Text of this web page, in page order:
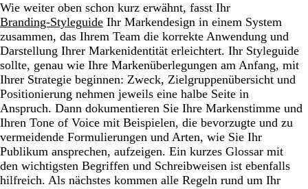
Wie weiter oben schon kurz erwähnt, fasst Ihr
Branding-Styleguide Ihr Markendesign in einem System
zusammen, das Ihrem Team die korrekte Anwendung und
Darstellung Ihrer Markenidentität erleichtert. Ihr Styleguide
sollte, genau wie Ihre Markenüberlegungen am Anfang, mit
Ihrer Strategie beginnen: Zweck, Zielgruppenübersicht und
Positionierung nehmen jeweils eine halbe Seite in
Anspruch. Dann dokumentieren Sie Ihre Markenstimme und
Ihren Tone of Voice mit Beispielen, die bevorzugte und zu
vermeidende Formulierungen und Arten, wie Sie Ihr
Publikum ansprechen, aufzeigen. Ein kurzes Glossar mit
den wichtigsten Begriffen und Schreibweisen ist ebenfalls
hilfreich. Als nächstes kommen alle Regeln rund um Ihr